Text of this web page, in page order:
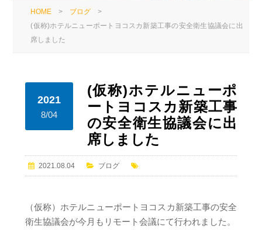
HOME > ブログ >
(仮称)ホテルニューポートヨコスカ新築工事の安全衛生協議会に出
席しました
2021
8/04
(仮称)ホテルニューポ
ートヨコスカ新築工事
の安全衛生協議会に出
席しました
2021.08.04 ブログ
（仮称）ホテルニューポートヨコスカ新築工事の安全
衛生協議会が今月もリモート会議にて行われました。